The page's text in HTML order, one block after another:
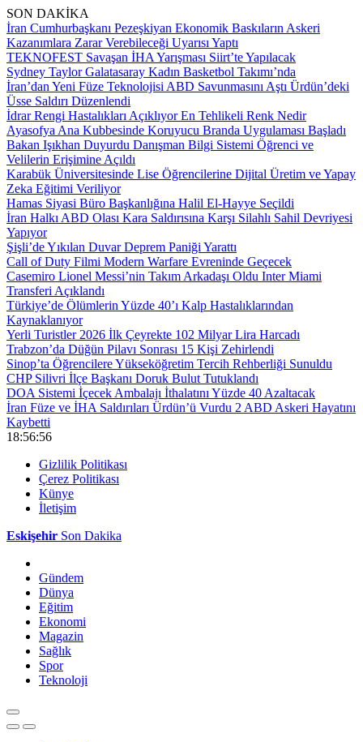
SON DAKİKA
İran Cumhurbaşkanı Pezeşkiyan Ekonomik Baskıların Askeri
Kazanımlara Zarar Verebileceği Uyarısı Yaptı
TEKNOFEST Savaşan İHA Yarışması Siirt’te Yapılacak
Sydney Taylor Galatasaray Kadın Basketbol Takımı’nda
İran’dan Yeni Füze Teknolojisi ABD Savunmasını Aştı Ürdün’deki
Üsse Saldırı Düzenlendi
İdrar Rengi Hastalıkları Açıklıyor En Tehlikeli Renk Nedir
Ayasofya Ana Kubbesinde Koruyucu Branda Uygulaması Başladı
Bakan Işıkhan Duyurdu Danışman Bilgi Sistemi Öğrenci ve
Velilerin Erişimine Açıldı
Karabük Üniversitesinde Lise Öğrencilerine Dijital Üretim ve Yapay
Zeka Eğitimi Veriliyor
Hamas Siyasi Büro Başkanlığına Halil El-Hayye Seçildi
İran Halkı ABD Olası Kara Saldırısına Karşı Silahlı Sahil Devriyesi
Yapıyor
Şişli’de Yıkılan Duvar Deprem Paniği Yarattı
Call of Duty Filmi Modern Warfare Evreninde Geçecek
Casemiro Lionel Messi’nin Takım Arkadaşı Oldu Inter Miami
Transferi Açıklandı
Türkiye’de Ölümlerin Yüzde 40’ı Kalp Hastalıklarından
Kaynaklanıyor
Yerli Turistler 2026 İlk Çeyrekte 102 Milyar Lira Harcadı
Trabzon’da Düğün Pilavı Sonrası 15 Kişi Zehirlendi
Sinop’ta Öğrencilere Yükseköğretim Tercih Rehberliği Sunuldu
CHP Silivri İlçe Başkanı Doruk Bulut Tutuklandı
DOA Sistemi İçecek Ambalajı İthalatını Yüzde 40 Azaltacak
İran Füze ve İHA Saldırıları Ürdün’ü Vurdu 2 ABD Askeri Hayatını
Kaybetti
18:56:56
Gizlilik Politikası
Çerez Politikası
Künye
İletişim
Eskişehir Son Dakika
Gündem
Dünya
Eğitim
Ekonomi
Magazin
Sağlık
Spor
Teknoloji